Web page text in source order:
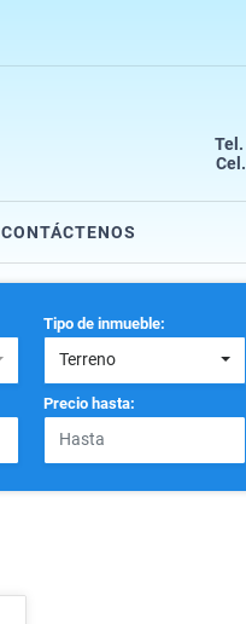
Tel.
Cel.
CONTÁCTENOS
Tipo de inmueble:
Terreno
Precio hasta: